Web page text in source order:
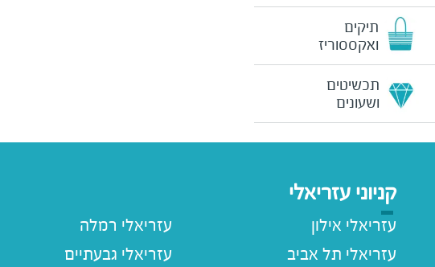
תיקים
ואקססוריז
תכשיטים
ושעונים
קניוני עזריאלי
עזריאלי אילון
עזריאלי תל אביב
עזריאלי רמלה
עזריאלי גבעתיים